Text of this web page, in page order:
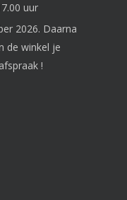
uur
2026. Daarna
de winkel je
!